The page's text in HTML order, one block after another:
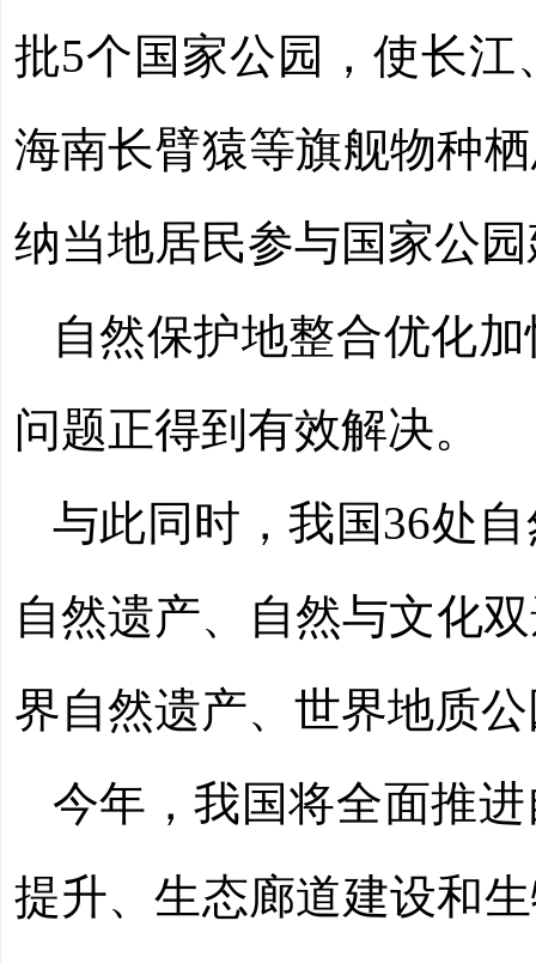
批5个国家公园，使长
海南长臂猿等旗舰物种
纳当地居民参与国家公
自然保护地整合优化
问题正得到有效解决。
与此同时，我国36处
自然遗产、自然与文化
界自然遗产、世界地质
今年，我国将全面推
提升、生态廊道建设和